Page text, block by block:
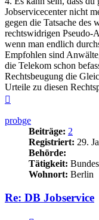
Jobservicecenter nicht
gegen die Tatsache des
rechtswidrigen Pseudo-
wenn man endlich
Empfohlen sind
die Telekom schon
Rechtsbeugung die
Urteile zu diesen
probge
Beiträge: 2
Registriert: 29.
Behörde:
Tätigkeit:
Wohnort: Berlin
Re: DB Jobservice